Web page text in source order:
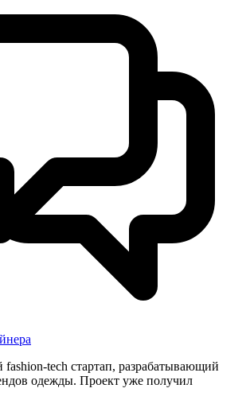
tech стартап, разрабатывающий
одежды. Проект уже получил